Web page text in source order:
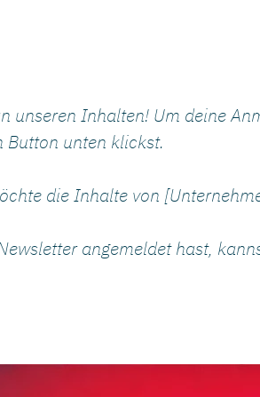
unseren Inhalten! Um deine
Button unten klickst.
die Inhalte von
angemeldet hast,